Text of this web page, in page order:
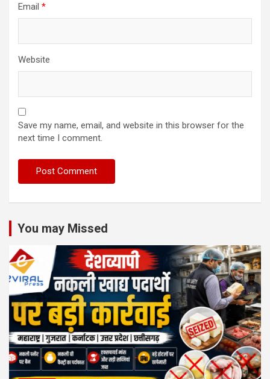
Email *
Website
Save my name, email, and website in this browser for the
next time I comment.
You may Missed